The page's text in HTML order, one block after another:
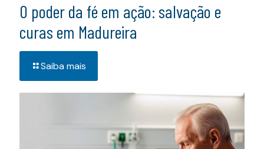
O poder da fé em ação: salvação e
curas em Madureira
Saiba mais